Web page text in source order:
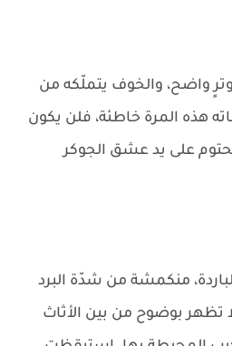
واضح، والخوف يتملّكه من
هذه المرة خاطئة، فلن يكون
على يد عشق الجوكر
منكمشة من شدّة البرد
تظهر بوضوح من بين الأثاث